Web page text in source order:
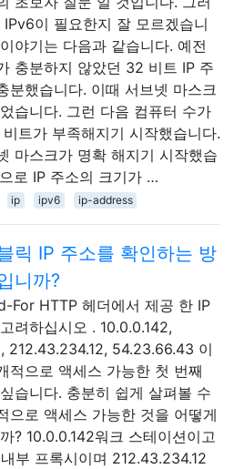
이 필요한지 잘 모르겠습니
야기는 다음과 같습니다. 예전
충분하지 않았던 32 비트 IP 주
분했습니다. 이때 서브넷 마스크
습니다. 그런 다음 컴퓨터 수가
트가 부족해지기 시작했습니다.
마스크가 명확 해지기 시작했습
로 IP 주소의 크기가 …
ip ipv6 ip-address
릭 IP 주소를 확인하는 방
니까?
For HTTP 헤더에서 제공 한 IP
려하십시오 . 10.0.0.142,
212.43.234.12, 54.23.66.43 이
적으로 액세스 가능한 첫 번째
습니다. 충분히 쉽게 살펴볼 수
으로 액세스 가능한 것을 어떻게
? 10.0.0.142워크 스테이션이고
부 프록시이며 212.43.234.12